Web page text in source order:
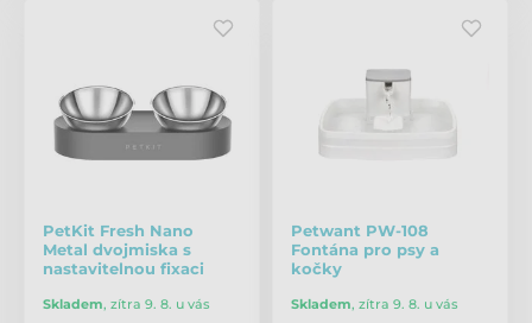
PetKit Fresh Nano
Metal dvojmiska s
nastavitelnou fixaci
Skladem, zítra 9. 8. u vás
Petwant PW-108
Fontána pro psy a
kočky
Skladem, zítra 9. 8. u vás